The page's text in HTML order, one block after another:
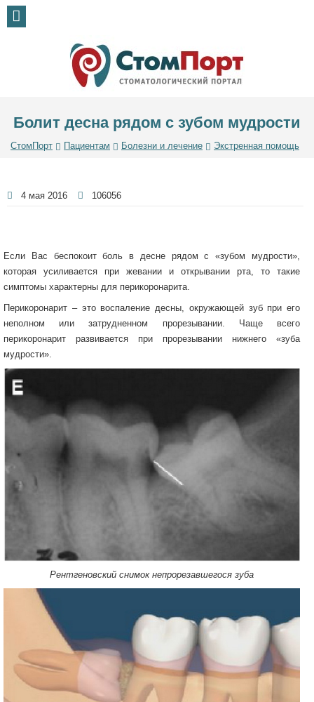
Болит десна рядом с зубом мудрости
СтомПорт Пациентам Болезни и лечение Экстренная помощь
4 мая 2016 106056
Если Вас беспокоит боль в десне рядом с «зубом мудрости»,
которая усиливается при жевании и открывании рта, то такие
симптомы характерны для перикоронарита.
Перикоронарит – это воспаление десны, окружающей зуб при его
неполном или затрудненном прорезывании. Чаще всего
перикоронарит развивается при прорезывании нижнего «зуба
мудрости».
Рентгеновский снимок непрорезавшегося зуба